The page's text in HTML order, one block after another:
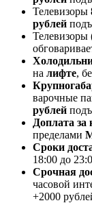
Телевизоры
рублей
Телевизоры
на лифте,
варочные
рублей
Доплата
пределами
Сроки
18:00 до
Срочная
часовой
+2000